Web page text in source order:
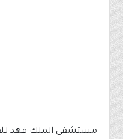
-
مستشفى الملك فهد